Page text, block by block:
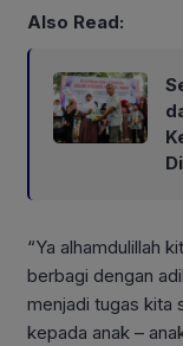
Also Read:
“Ya alhamdulillah
berbagi dengan
menjadi tugas kita
kepada anak –